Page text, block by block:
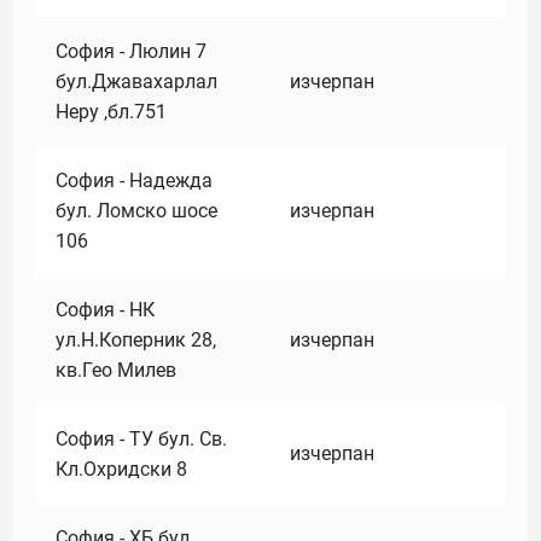
София - Люлин 7
бул.Джавахарлал
Неру ,бл.751
изчерпан
София - Надежда
бул. Ломско шосе
106
изчерпан
София - НК
ул.Н.Коперник 28,
кв.Гео Милев
изчерпан
София - ТУ бул. Св.
Кл.Охридски 8
изчерпан